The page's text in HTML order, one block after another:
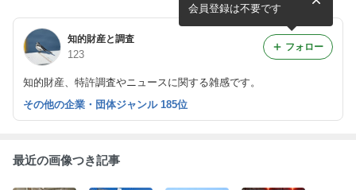
知的財産と調査
123
知的財産、特許調査やニュースに関する雑感です。
会員登録は不要です
フォロー
その他の企業・団体ジャンル 185位
最近の画像つき記事